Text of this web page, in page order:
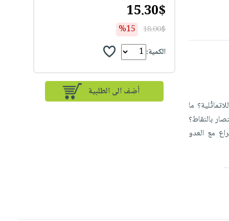
ما
بالنقاط؟
مع العدو
15.30$
18.00$
%15
الكمية:
أضف الى الطلبية